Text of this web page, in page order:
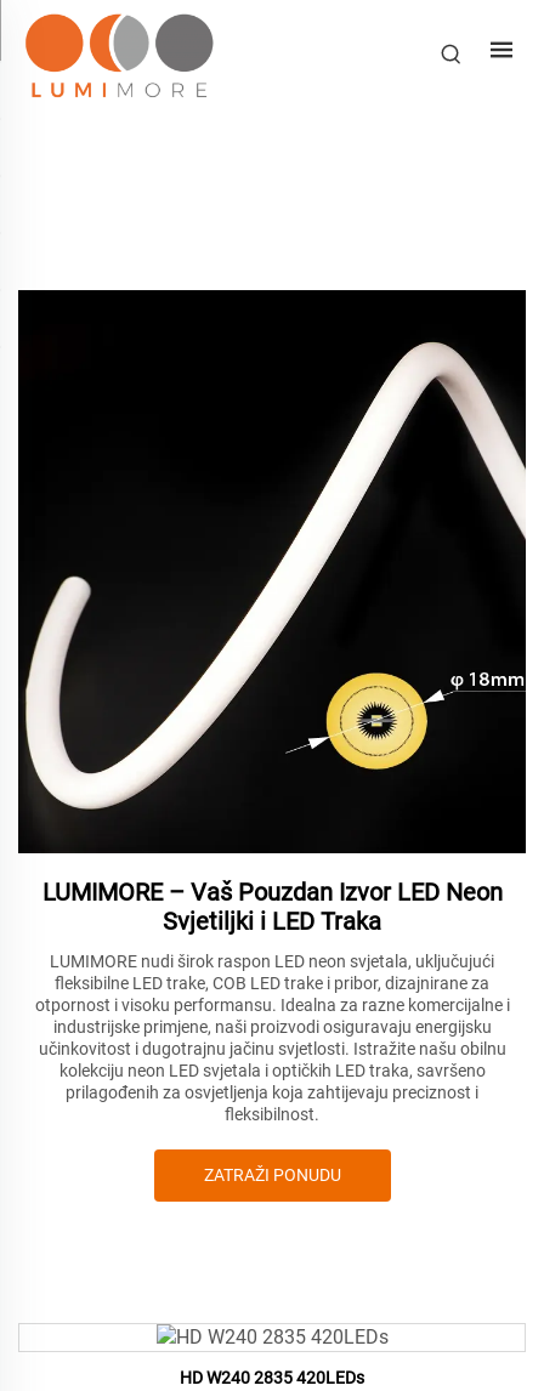
LUMIMORE – Vaš Pouzdan Izvor LED Neon
Svjetiljki i LED Traka
LUMIMORE nudi širok raspon LED neon svjetala, uključujući
fleksibilne LED trake, COB LED trake i pribor, dizajnirane za
otpornost i visoku performansu. Idealna za razne komercijalne i
industrijske primjene, naši proizvodi osiguravaju energijsku
učinkovitost i dugotrajnu jačinu svjetlosti. Istražite našu obilnu
kolekciju neon LED svjetala i optičkih LED traka, savršeno
prilagođenih za osvjetljenja koja zahtijevaju preciznost i
fleksibilnost.
ZATRAŽI PONUDU
HD W240 2835 420LEDs